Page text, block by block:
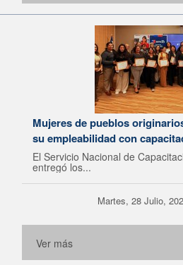
Mujeres de pueblos
su empleabilidad con
El Servicio Nacional de
entregó los...
Martes, 28 Julio,
Ver más